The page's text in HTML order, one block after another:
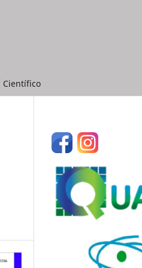
Científico